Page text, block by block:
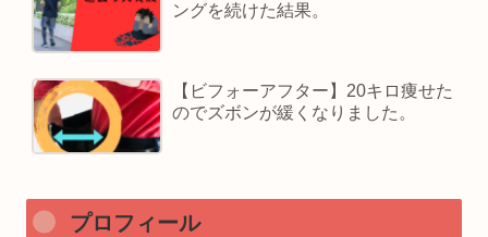
ングを続けた結果。
【ビフォーアフター】20キロ痩せた
のでズボンが緩くなりました。
プロフィール